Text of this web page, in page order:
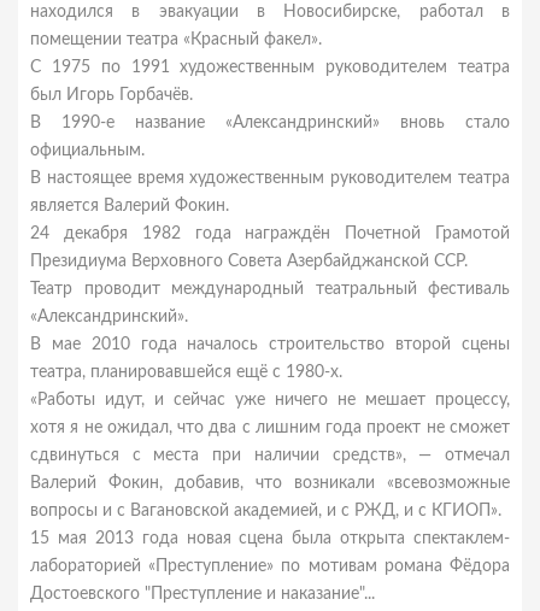
находился в эвакуации в Новосибирске, работал в
помещении театра «Красный факел».
С 1975 по 1991 художественным руководителем театра
был Игорь Горбачёв.
В 1990-е название «Александринский» вновь стало
официальным.
В настоящее время художественным руководителем театра
является Валерий Фокин.
24 декабря 1982 года награждён Почетной Грамотой
Президиума Верховного Совета Азербайджанской ССР.
Театр проводит международный театральный фестиваль
«Александринский».
В мае 2010 года началось строительство второй сцены
театра, планировавшейся ещё с 1980-х.
«Работы идут, и сейчас уже ничего не мешает процессу,
хотя я не ожидал, что два с лишним года проект не сможет
сдвинуться с места при наличии средств», — отмечал
Валерий Фокин, добавив, что возникали «всевозможные
вопросы и с Вагановской академией, и с РЖД, и с КГИОП».
15 мая 2013 года новая сцена была открыта спектаклем-
лабораторией «Преступление» по мотивам романа Фёдора
Достоевского "Преступление и наказание"...